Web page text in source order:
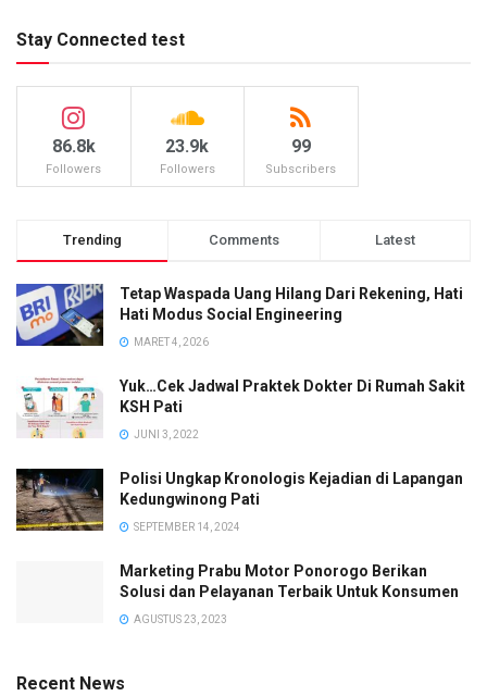
Stay Connected test
86.8k
Followers
23.9k
Followers
99
Subscribers
Trending Comments Latest
Tetap Waspada Uang Hilang Dari Rekening, Hati
Hati Modus Social Engineering
MARET 4, 2026
Yuk…Cek Jadwal Praktek Dokter Di Rumah Sakit
KSH Pati
JUNI 3, 2022
Polisi Ungkap Kronologis Kejadian di Lapangan
Kedungwinong Pati
SEPTEMBER 14, 2024
Marketing Prabu Motor Ponorogo Berikan
Solusi dan Pelayanan Terbaik Untuk Konsumen
AGUSTUS 23, 2023
Recent News